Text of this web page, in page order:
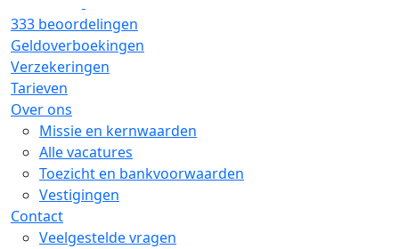
333 beoordelingen
Geldoverboekingen
Verzekeringen
Tarieven
Over ons
Missie en kernwaarden
Alle vacatures
Toezicht en bankvoorwaarden
Vestigingen
Contact
Veelgestelde vragen